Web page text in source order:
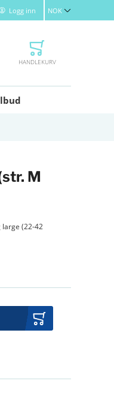
Logg inn ValutaNOK
HANDLEKURV
M
(22-42